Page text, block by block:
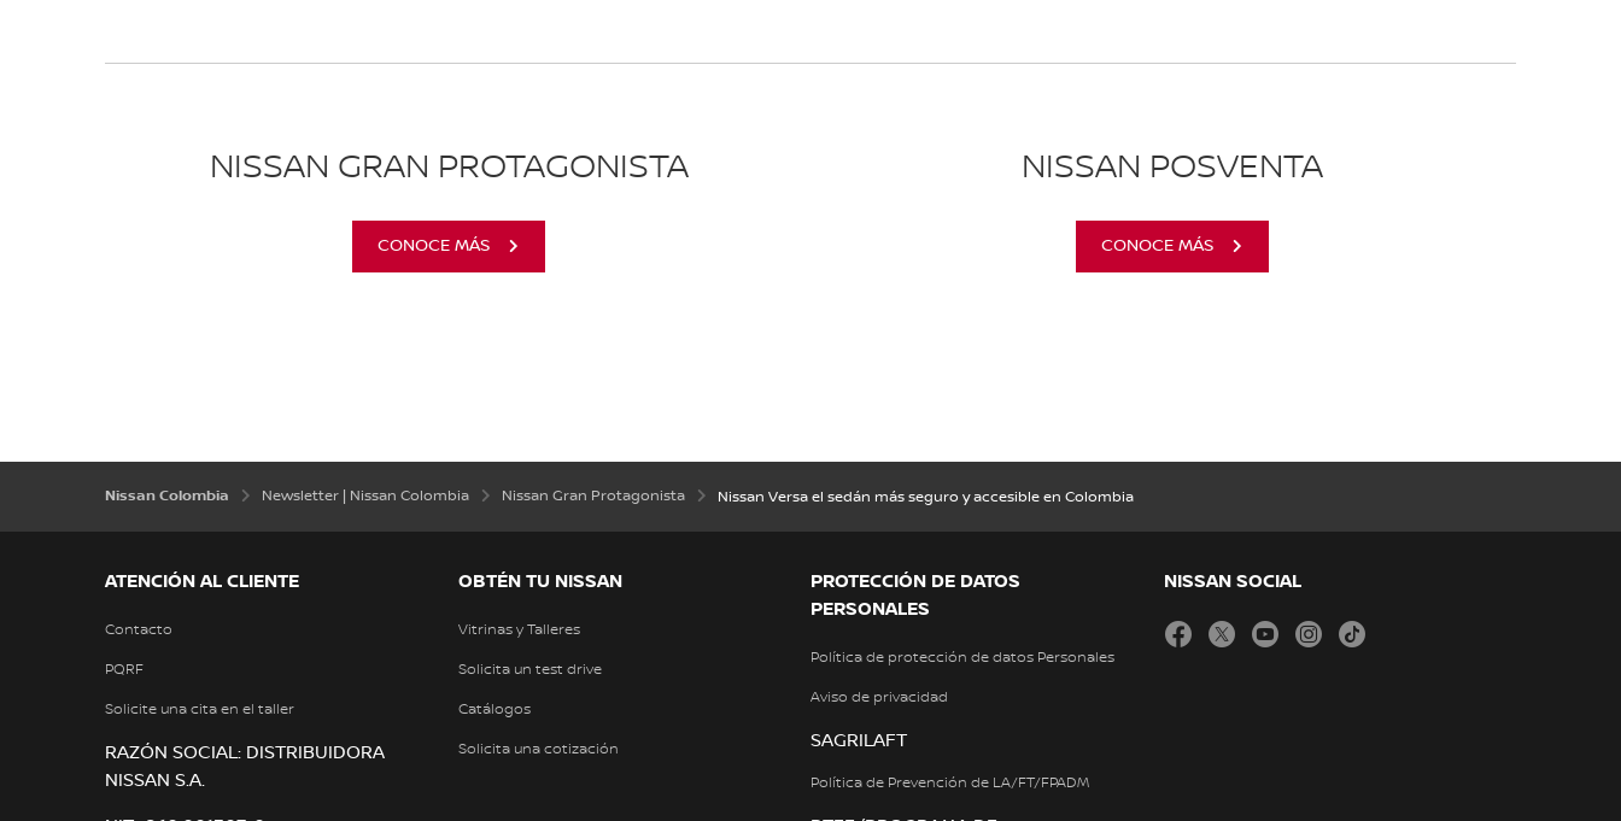
NISSAN GRAN PROTAGONISTA
CONOCE MÁS
NISSAN POSVENTA
CONOCE MÁS
Nissan Colombia Newsletter | Nissan Colombia Nissan Gran Protagonista Nissan Versa el sedán más seguro y accesible en Colombia
ATENCIÓN AL CLIENTE
Contacto
PQRF
Solicite una cita en el taller
RAZÓN SOCIAL: DISTRIBUIDORA
NISSAN S.A.
OBTÉN TU NISSAN
Vitrinas y Talleres
Solicita un test drive
Catálogos
Solicita una cotización
PROTECCIÓN DE DATOS
PERSONALES
Política de protección de datos Personales
Aviso de privacidad
SAGRILAFT
Política de Prevención de LA/FT/FPADM
NISSAN SOCIAL
facebooktwitteryoutubeinstagram
tiktok